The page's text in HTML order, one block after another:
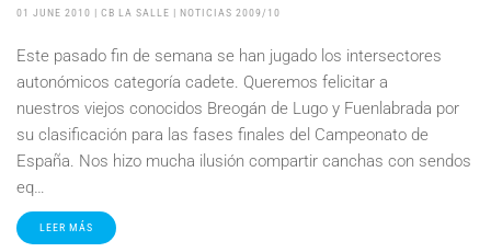
01 JUNE 2010 | CB LA SALLE | NOTICIAS 2009/10
Este pasado fin de semana se han jugado los intersectores
autonómicos categoría cadete. Queremos felicitar a
nuestros viejos conocidos Breogán de Lugo y Fuenlabrada por
su clasificación para las fases finales del Campeonato de
España. Nos hizo mucha ilusión compartir canchas con sendos
eq…
LEER MÁS